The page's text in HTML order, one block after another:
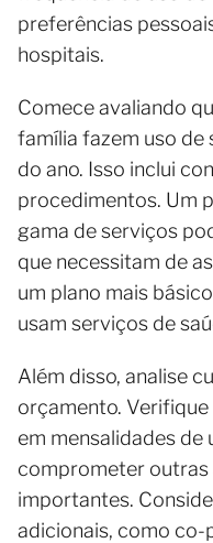
preferências
hospitais.
Comece avaliando
família fazem uso de
do ano. Isso inclui
procedimentos. Um
gama de serviços
que necessitam de
um plano mais
usam serviços de
Além disso, analise
orçamento.
em mensalidades de
comprometer outras
importantes.
adicionais, como co-